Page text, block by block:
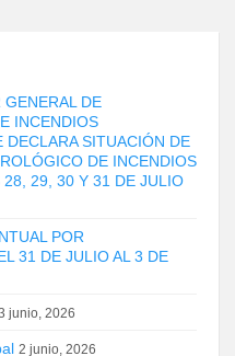
DE
INCENDIOS
DECLARA SITUACIÓN DE
DE INCENDIOS
28, 29, 30 Y 31 DE JULIO
POR
31 DE JULIO AL 3 DE
junio, 2026
2 junio, 2026